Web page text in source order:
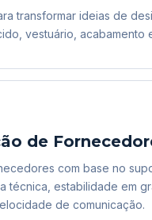
transformar ideias de
vestuário, acabamento
de
com base no
técnica, estabilidade em
de comunicação.